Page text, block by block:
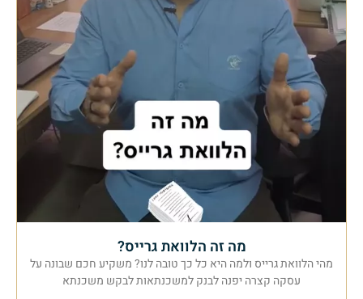
מה זה הלוואת גרייס?
מהי הלוואת גרייס ולמה היא כל כך טובה לנו? משקיע חכם שבונה על
עסקה קצרה יפנה לבנק למשכנתאות לבקש משכנתא